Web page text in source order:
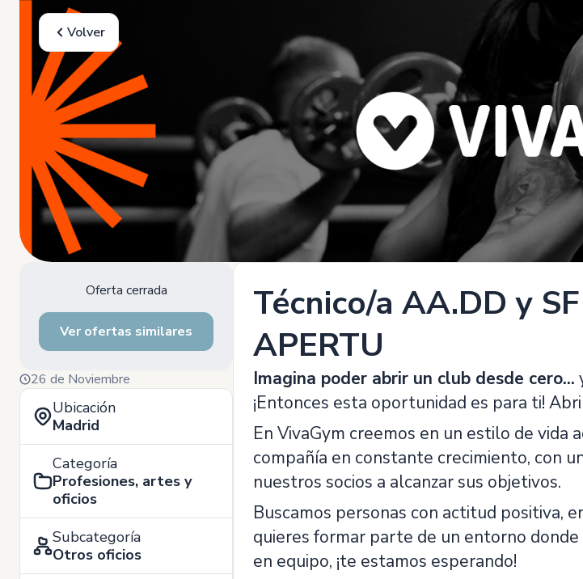
Volver
Oferta cerrada
Ver ofertas similares
26 de Noviembre
Ubicación
Madrid
Categoría
Profesiones, artes y
oficios
Subcategoría
Otros oficios
Técnico/a AA.DD y
APERTU
Imagina poder abrir un club desde cero...
¡Entonces esta oportunidad es para ti!
En VivaGym creemos en un estilo de vida
compañía en constante crecimiento, con
nuestros socios a alcanzar sus objetivos.
Buscamos personas con actitud positiva,
quieres formar parte de un entorno
en equipo, ¡te estamos esperando!